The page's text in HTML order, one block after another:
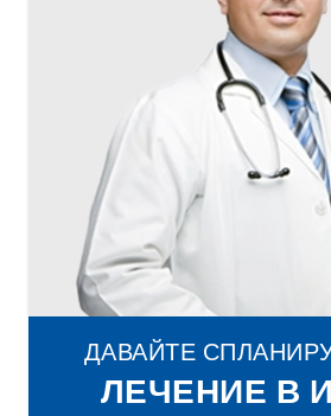
ДАВАЙТЕ
ЛЕЧЕНИЕ В